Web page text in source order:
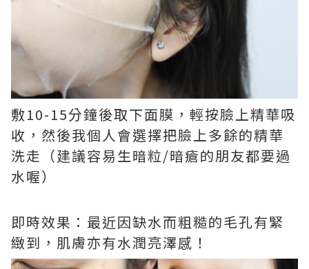
敷10-15分鐘後取下面膜，輕按臉上精華吸
收，然後我個人會選擇把臉上多餘的精華
洗走（建議容易生暗粒/暗瘡的朋友都要過
水喔）
即時效果：最近因缺水而粗糙的毛孔有緊
緻到，肌膚亦有水潤亮澤感！